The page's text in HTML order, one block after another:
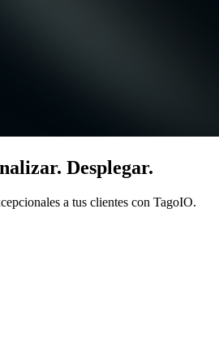
Desplegar.
a tus clientes con TagoIO.